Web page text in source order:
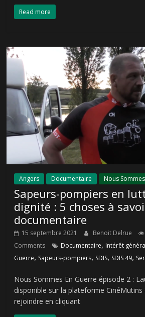
Read more
Angers Documentaire Nous
Sapeurs-pompiers en
dignité : 5 choses à
documentaire
15 septembre 2021 Benoit Delrue
Comments
Documentaire, Intérêt
Guerre, Sapeurs-pompiers, SDIS, SDIS 49,
Nous Sommes En Guerre épisode 2 :
disponible sur la plateforme
rejoindre en cliquant